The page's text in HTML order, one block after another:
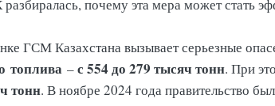
почему эта мера может стать
ГСМ Казахстана вызывает серьезные
топлива –с 554 до 279 тысяч тонн. При
тонн. В ноябре 2024 года правительство